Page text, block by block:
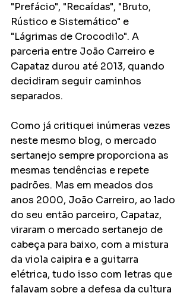
"Prefácio", "Recaídas", "Bruto,
Rústico e Sistemático" e
"Lágrimas de Crocodilo". A
parceria entre João Carreiro e
Capataz durou até 2013, quando
decidiram seguir caminhos
separados.
Como já critiquei inúmeras vezes
neste mesmo blog, o mercado
sertanejo sempre proporciona as
mesmas tendências e repete
padrões. Mas em meados dos
anos 2000, João Carreiro, ao lado
do seu então parceiro, Capataz,
viraram o mercado sertanejo de
cabeça para baixo, com a mistura
da viola caipira e a guitarra
elétrica, tudo isso com letras que
falavam sobre a defesa da cultura